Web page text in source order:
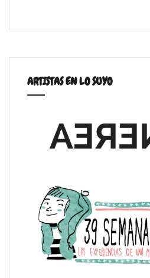
ARTISTAS EN LO SUYO